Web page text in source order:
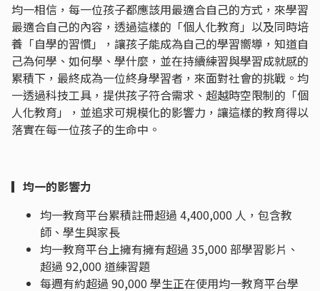
均一相信，每一位孩子都應該用最適合自己的方式，來學習
最適合自己的內容，透過這樣的「個人化教育」以及同時培
養「自學的習慣」，讓孩子能成為自己的學習嚮導，知道自
己為何學、如何學、學什麼，並在持續練習與學習成就感的
累積下，最終成為一位終身學習者，來面對社會的挑戰。均
一透過科技工具，提供孩子符合需求、超越時空限制的「個
人化教育」，並追求可規模化的影響力，讓這樣的教育得以
落實在每一位孩子的生命中。
▎均一的影響力
均一教育平台累積註冊超過 4,400,000 人，包含教
師、學生與家長
均一教育平台上擁有擁有超過 35,000 部學習影片、
超過 92,000 道練習題
每週有約超過 90,000 學生正在使用均一教育平台學